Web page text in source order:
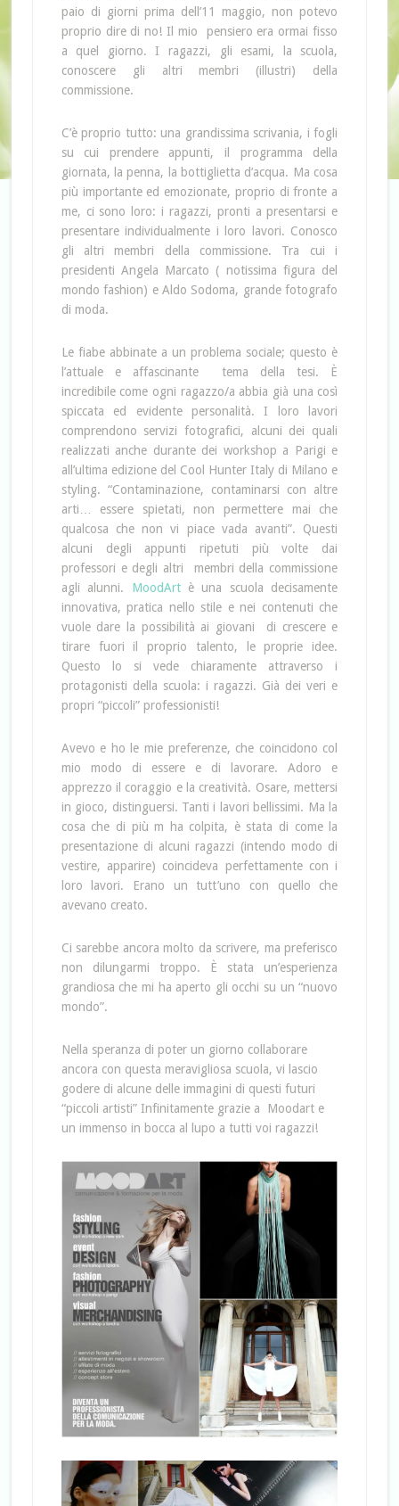
paio di giorni prima dell’11 maggio, non potevo
proprio dire di no! Il mio pensiero era ormai fisso
a quel giorno. I ragazzi, gli esami, la scuola,
conoscere gli altri membri (illustri) della
commissione.
C’è proprio tutto: una grandissima scrivania, i fogli
su cui prendere appunti, il programma della
giornata, la penna, la bottiglietta d’acqua. Ma cosa
più importante ed emozionate, proprio di fronte a
me, ci sono loro: i ragazzi, pronti a presentarsi e
presentare individualmente i loro lavori. Conosco
gli altri membri della commissione. Tra cui i
presidenti Angela Marcato ( notissima figura del
mondo fashion) e Aldo Sodoma, grande fotografo
di moda.
Le fiabe abbinate a un problema sociale; questo è
l’attuale e affascinante tema della tesi. È
incredibile come ogni ragazzo/a abbia già una così
spiccata ed evidente personalità. I loro lavori
comprendono servizi fotografici, alcuni dei quali
realizzati anche durante dei workshop a Parigi e
all’ultima edizione del Cool Hunter Italy di Milano e
styling. “Contaminazione, contaminarsi con altre
arti… essere spietati, non permettere mai che
qualcosa che non vi piace vada avanti”. Questi
alcuni degli appunti ripetuti più volte dai
professori e degli altri membri della commissione
agli alunni. MoodArtè una scuola decisamente
innovativa, pratica nello stile e nei contenuti che
vuole dare la possibilità ai giovani di crescere e
tirare fuori il proprio talento, le proprie idee.
Questo lo si vede chiaramente attraverso i
protagonisti della scuola: i ragazzi. Già dei veri e
propri “piccoli” professionisti!
Avevo e ho le mie preferenze, che coincidono col
mio modo di essere e di lavorare. Adoro e
apprezzo il coraggio e la creatività. Osare, mettersi
in gioco, distinguersi. Tanti i lavori bellissimi. Ma la
cosa che di più m ha colpita, è stata di come la
presentazione di alcuni ragazzi (intendo modo di
vestire, apparire) coincideva perfettamente con i
loro lavori. Erano un tutt’uno con quello che
avevano creato.
Ci sarebbe ancora molto da scrivere, ma preferisco
non dilungarmi troppo. È stata un’esperienza
grandiosa che mi ha aperto gli occhi su un “nuovo
mondo”.
Nella speranza di poter un giorno collaborare
ancora con questa meravigliosa scuola, vi lascio
godere di alcune delle immagini di questi futuri
“piccoli artisti” Infinitamente grazie a Moodart e
un immenso in bocca al lupo a tutti voi ragazzi!